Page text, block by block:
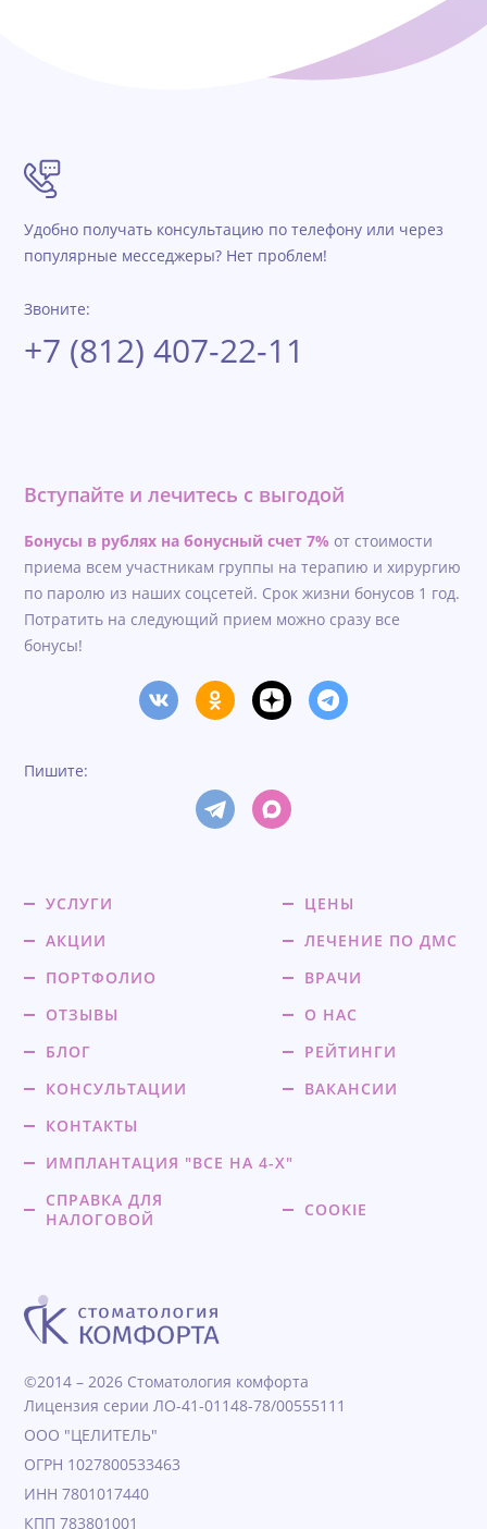
Удобно получать консультацию по телефону или через
популярные месседжеры? Нет проблем!
Звоните:
+7 (812) 407-22-11
Вступайте и лечитесь с выгодой
Бонусы в рублях на бонусный счет 7% от стоимости
приема всем участникам группы на терапию и хирургию
по паролю из наших соцсетей. Срок жизни бонусов 1 год.
Потратить на следующий прием можно сразу все
бонусы!
Пишите:
УСЛУГИ
ЦЕНЫ
АКЦИИ
ЛЕЧЕНИЕ ПО ДМС
ПОРТФОЛИО
ВРАЧИ
ОТЗЫВЫ
О НАС
БЛОГ
РЕЙТИНГИ
КОНСУЛЬТАЦИИ
ВАКАНСИИ
КОНТАКТЫ
ИМПЛАНТАЦИЯ "ВСЕ НА 4-Х"
СПРАВКА ДЛЯ
НАЛОГОВОЙ
COOKIE
©2014 – 2026 Стоматология комфорта
Лицензия серии ЛО-41-01148-78/00555111
ООО "ЦЕЛИТЕЛЬ"
ОГРН 1027800533463
ИНН 7801017440
КПП 783801001